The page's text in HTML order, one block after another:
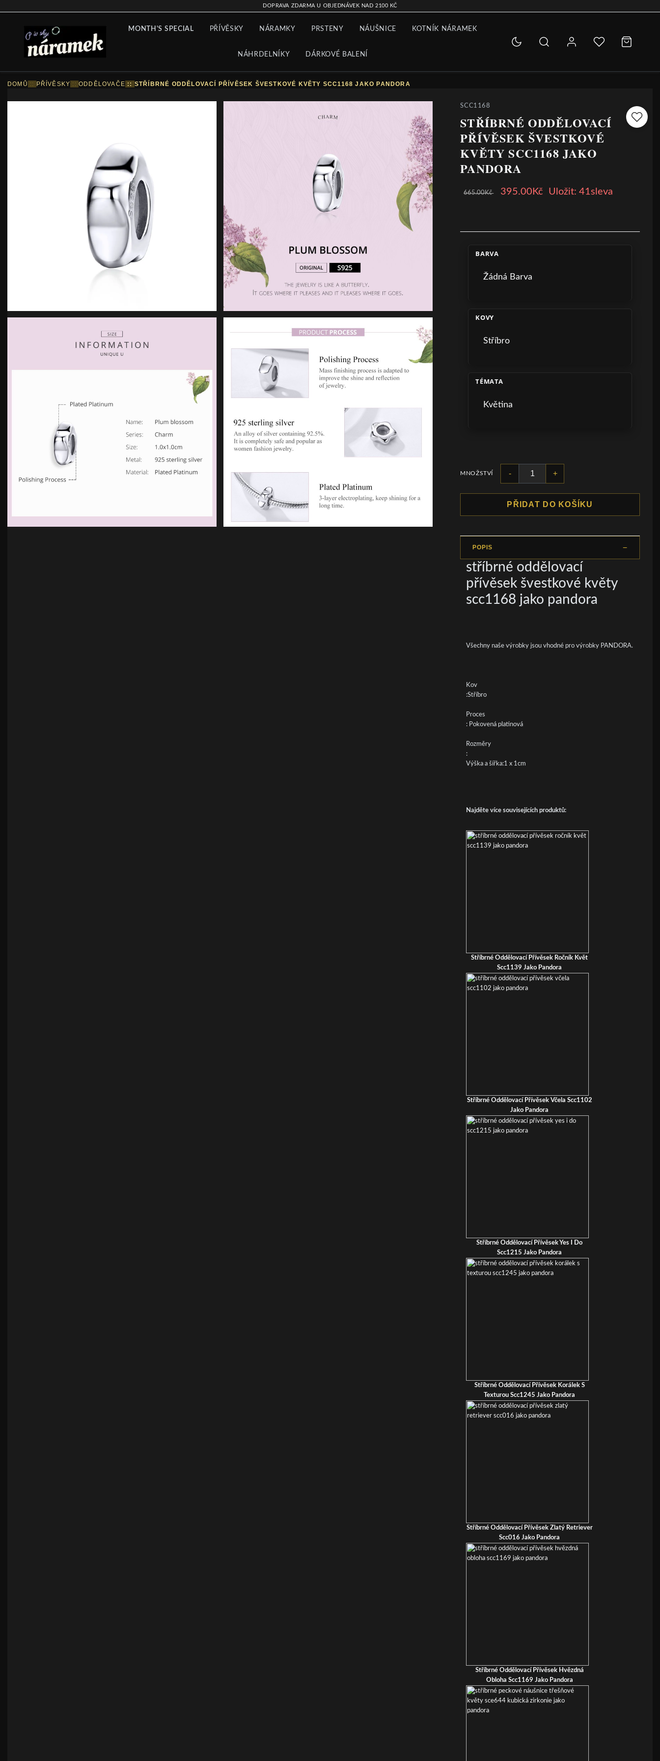
DOPRAVA ZDARMA U OBJEDNÁVEK NAD 2100 KČ
MONTH'S SPECIAL PŘÍVĚSKY NÁRAMKY PRSTENY NÁUŠNICE KOTNÍK NÁRAMEK
NÁHRDELNÍKY DÁRKOVÉ BALENÍ
DOMŮ :: PŘÍVĚSKY ::ODDĚLOVAČE :: STŘÍBRNÉ ODDĚLOVACÍ PŘÍVĚSEK ŠVESTKOVÉ KVĚTY SCC1168 JAKO PANDORA
SCC1168
STŘÍBRNÉ ODDĚLOVACÍ
PŘÍVĚSEK ŠVESTKOVÉ
KVĚTY SCC1168 JAKO
PANDORA
665.00Kč 395.00Kč Uložit: 41sleva
BARVA
Žádná Barva
KOVY
Stříbro
TÉMATA
Květina
MNOŽSTVÍ - +
PŘIDAT DO KOŠÍKU
POPIS
stříbrné oddělovací
přívěsek švestkové květy
scc1168 jako pandora
Všechny naše výrobky jsou vhodné pro výrobky PANDORA.
Kov
:Stříbro
Proces
: Pokovená platinová
Rozměry
:
Výška a šířka:1 x 1cm
Najděte více souvisejících produktů:
Stříbrné Oddělovací Přívěsek Ročník Květ
Scc1139 Jako Pandora
Stříbrné Oddělovací Přívěsek Včela Scc1102
Jako Pandora
Stříbrné Oddělovací Přívěsek Yes I Do
Scc1215 Jako Pandora
Stříbrné Oddělovací Přívěsek Korálek S
Texturou Scc1245 Jako Pandora
Stříbrné Oddělovací Přívěsek Zlatý Retriever
Scc016 Jako Pandora
Stříbrné Oddělovací Přívěsek Hvězdná
Obloha Scc1169 Jako Pandora